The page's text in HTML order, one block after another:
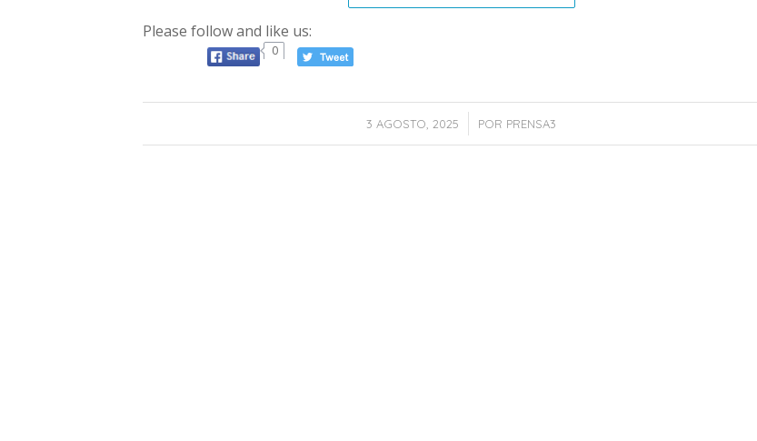
Please follow and like us:
0
3 AGOSTO, 2025
/ POR PRENSA3